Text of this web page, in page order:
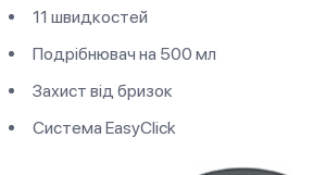
11 швидкостей
Подрібнювач на 500 мл
Захист від бризок
Система EasyClick